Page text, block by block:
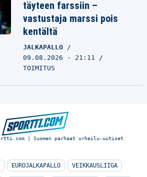
täyteen farssiin –
vastustaja marssi pois
kentältä
JALKAPALLO
09.08.2026 - 21:11
TOIMITUS
| Suomen parhaat urheilu-uutiset
EUROJALKAPALLO VEIKKAUSLIIGA